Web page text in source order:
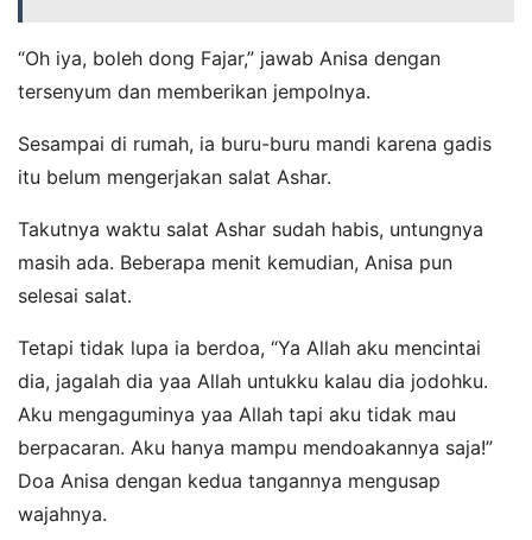
“Oh iya, boleh dong Fajar,” jawab Anisa dengan
tersenyum dan memberikan jempolnya.
Sesampai di rumah, ia buru-buru mandi karena gadis
itu belum mengerjakan salat Ashar.
Takutnya waktu salat Ashar sudah habis, untungnya
masih ada. Beberapa menit kemudian, Anisa pun
selesai salat.
Tetapi tidak lupa ia berdoa, “Ya Allah aku mencintai
dia, jagalah dia yaa Allah untukku kalau dia jodohku.
Aku mengaguminya yaa Allah tapi aku tidak mau
berpacaran. Aku hanya mampu mendoakannya saja!”
Doa Anisa dengan kedua tangannya mengusap
wajahnya.